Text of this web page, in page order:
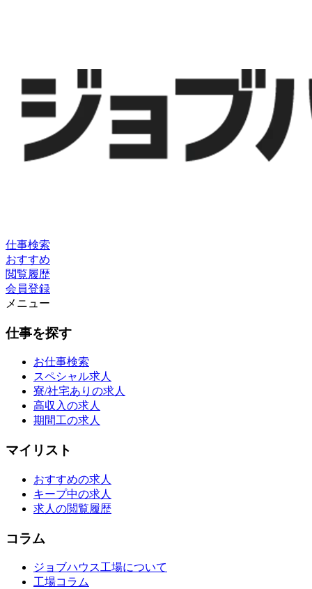
仕事検索
おすすめ
閲覧履歴
会員登録
メニュー
仕事を探す
お仕事検索
スペシャル求人
寮/社宅ありの求人
高収入の求人
期間工の求人
マイリスト
おすすめの求人
キープ中の求人
求人の閲覧履歴
コラム
ジョブハウス工場について
工場コラム